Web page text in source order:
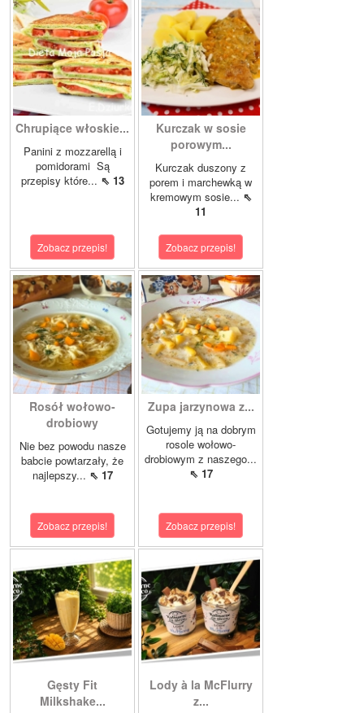
Chrupiące włoskie...
Panini z mozzarellą i
pomidorami Są
przepisy które... ⇖ 13
Zobacz przepis!
Kurczak w sosie
porowym...
Kurczak duszony z
porem i marchewką w
kremowym sosie... ⇖
11
Zobacz przepis!
Rosół wołowo-
drobiowy
Nie bez powodu nasze
babcie powtarzały, że
najlepszy... ⇖ 17
Zobacz przepis!
Zupa jarzynowa z...
Gotujemy ją na dobrym
rosole wołowo-
drobiowym z naszego...
⇖ 17
Zobacz przepis!
Gęsty Fit
Milkshake...
Lody à la McFlurry
z...